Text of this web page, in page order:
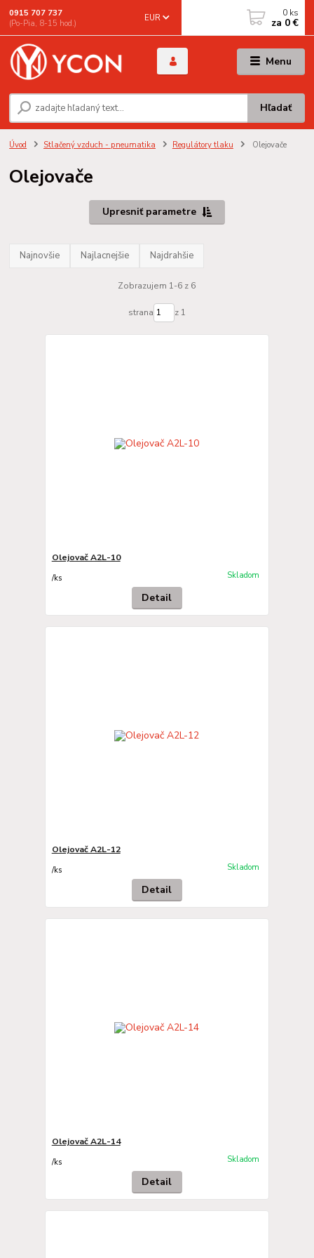
Menu
EUR
Hľadať
0915 707 737
(Po-Pia, 8-15 hod.)
0 ks
za 0 €
Úvod Stlačený vzduch - pneumatika Regulátory tlaku Olejovače
Olejovače
Upresniť parametre
Najnovšie Najlacnejšie Najdrahšie
Zobrazujem 1-6 z 6
strana z 1
Olejovač A2L-10
/ks Skladom
Detail
Olejovač A2L-12
/ks Skladom
Detail
Olejovač A2L-14
/ks Skladom
Detail